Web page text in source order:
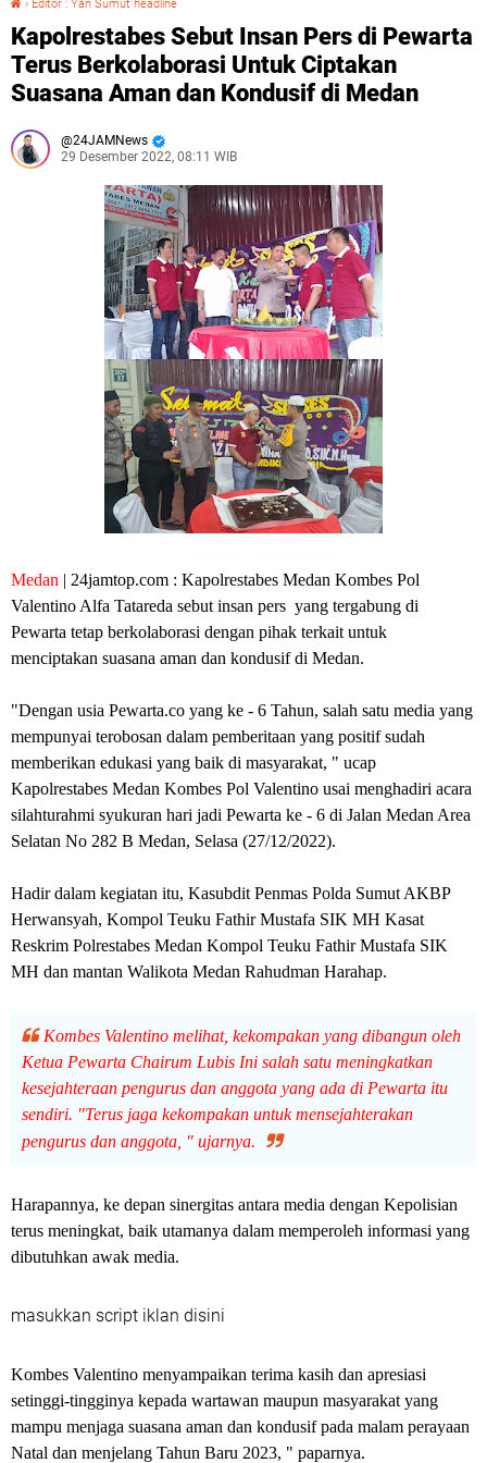
› Editor : Yan Sumut headline
Kapolrestabes Sebut Insan Pers di Pewarta
Terus Berkolaborasi Untuk Ciptakan
Suasana Aman dan Kondusif di Medan
24JAMNews
29 Desember 2022, 08:11 WIB
Medan | 24jamtop.com : Kapolrestabes Medan Kombes Pol
Valentino Alfa Tatareda sebut insan pers yang tergabung di
Pewarta tetap berkolaborasi dengan pihak terkait untuk
menciptakan suasana aman dan kondusif di Medan.
"Dengan usia Pewarta.co yang ke - 6 Tahun, salah satu media yang
mempunyai terobosan dalam pemberitaan yang positif sudah
memberikan edukasi yang baik di masyarakat, " ucap
Kapolrestabes Medan Kombes Pol Valentino usai menghadiri acara
silahturahmi syukuran hari jadi Pewarta ke - 6 di Jalan Medan Area
Selatan No 282 B Medan, Selasa (27/12/2022).
Hadir dalam kegiatan itu, Kasubdit Penmas Polda Sumut AKBP
Herwansyah, Kompol Teuku Fathir Mustafa SIK MH Kasat
Reskrim Polrestabes Medan Kompol Teuku Fathir Mustafa SIK
MH dan mantan Walikota Medan Rahudman Harahap.
Kombes Valentino melihat, kekompakan yang dibangun oleh
Ketua Pewarta Chairum Lubis Ini salah satu meningkatkan
kesejahteraan pengurus dan anggota yang ada di Pewarta itu
sendiri. "Terus jaga kekompakan untuk mensejahterakan
pengurus dan anggota, " ujarnya.
Harapannya, ke depan sinergitas antara media dengan Kepolisian
terus meningkat, baik utamanya dalam memperoleh informasi yang
dibutuhkan awak media.
masukkan script iklan disini
Kombes Valentino menyampaikan terima kasih dan apresiasi
setinggi-tingginya kepada wartawan maupun masyarakat yang
mampu menjaga suasana aman dan kondusif pada malam perayaan
Natal dan menjelang Tahun Baru 2023, " paparnya.